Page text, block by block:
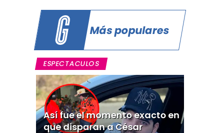
Más populares
ESPECTACULOS
Así fue el momento exacto en
que disparan a César